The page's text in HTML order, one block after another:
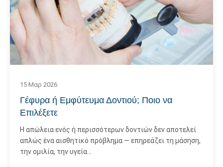
15 Μαρ 2026
Γέφυρα ή Εμφύτευμα Δοντιού; Ποιο να
Επιλέξετε
Η απώλεια ενός ή περισσότερων δοντιών δεν αποτελεί
απλώς ένα αισθητικό πρόβλημα — επηρεάζει τη μάσηση,
την ομιλία, την υγεία…